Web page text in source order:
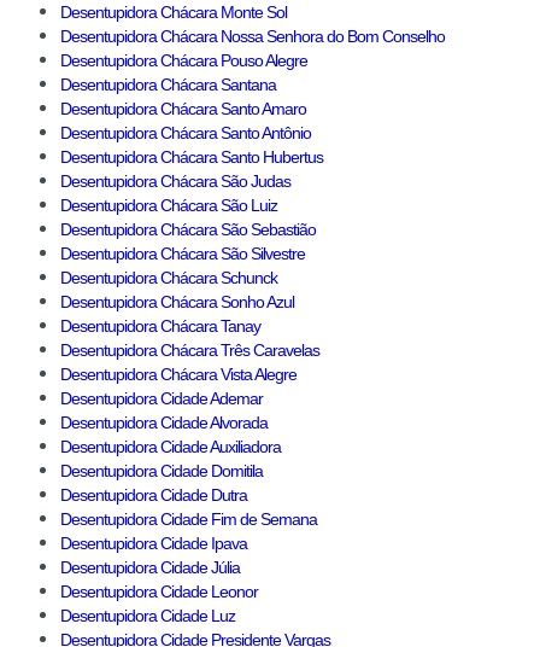
Desentupidora Chácara Monte Sol
Desentupidora Chácara Nossa Senhora do Bom Conselho
Desentupidora Chácara Pouso Alegre
Desentupidora Chácara Santana
Desentupidora Chácara Santo Amaro
Desentupidora Chácara Santo Antônio
Desentupidora Chácara Santo Hubertus
Desentupidora Chácara São Judas
Desentupidora Chácara São Luiz
Desentupidora Chácara São Sebastião
Desentupidora Chácara São Silvestre
Desentupidora Chácara Schunck
Desentupidora Chácara Sonho Azul
Desentupidora Chácara Tanay
Desentupidora Chácara Três Caravelas
Desentupidora Chácara Vista Alegre
Desentupidora Cidade Ademar
Desentupidora Cidade Alvorada
Desentupidora Cidade Auxiliadora
Desentupidora Cidade Domitila
Desentupidora Cidade Dutra
Desentupidora Cidade Fim de Semana
Desentupidora Cidade Ipava
Desentupidora Cidade Júlia
Desentupidora Cidade Leonor
Desentupidora Cidade Luz
Desentupidora Cidade Presidente Vargas